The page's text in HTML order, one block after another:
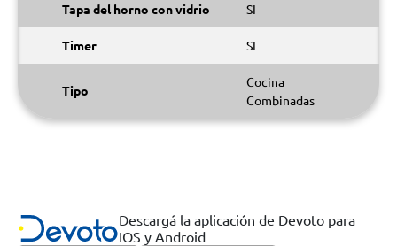
Tapa del horno con vidrio SI
Timer SI
Tipo
Cocina
Combinadas
Descargá la aplicación de Devoto para
IOS y Android